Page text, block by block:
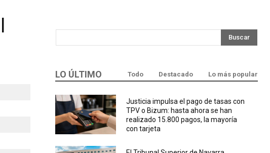
Buscar
LO ÚLTIMO Todo Destacado Lo más popular
Justicia impulsa el pago de tasas con
TPV o Bizum: hasta ahora se han
realizado 15.800 pagos, la mayoría
con tarjeta